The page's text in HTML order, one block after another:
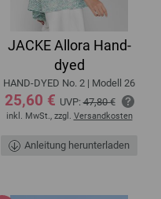
JACKE Allora Hand-
dyed
HAND-DYED No. 2 | Modell 26
25,60 € UVP:47,80 €
inkl. MwSt., zzgl. Versandkosten
Anleitung herunterladen